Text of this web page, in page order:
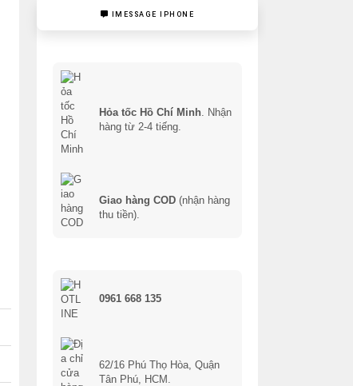
IMESSAGE IPHONE
Hỏa tốc Hồ Chí Minh. Nhận
hàng từ 2-4 tiếng.
Giao hàng COD (nhận hàng
thu tiền).
0961 668 135
62/16 Phú Thọ Hòa, Quận
Tân Phú, HCM.